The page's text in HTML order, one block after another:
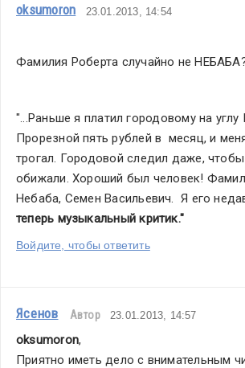
oksumoron 23.01.2013, 14:54
Фамилия Роберта случайно не
"...Раньше я платил городовому на
Прорезной пять рублей в  месяц, и
трогал. Городовой следил даже,
обижали. Хороший был человек!
Небаба, Семен Васильевич.  Я его
теперь музыкальный критик."
Войдите, чтобы ответить
Ясенов Автор 23.01.2013, 14:57
oksumoron,
Приятно иметь дело с внимательным